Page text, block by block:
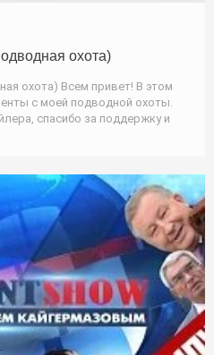
охота)
охота) Всем привет! В этом
с моей подводной охоты.
спасибо за поддержку и